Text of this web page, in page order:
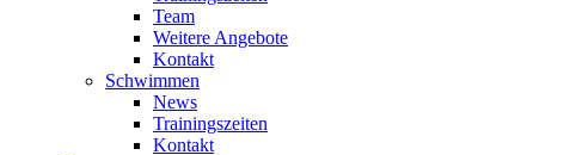
Team
Weitere Angebote
Kontakt
Schwimmen
News
Trainingszeiten
Kontakt